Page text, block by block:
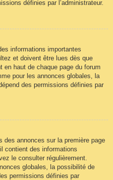
définies par l’administrateur.
informations importantes
et doivent être lues dès que
en haut de chaque page du forum
pour les annonces globales, la
des permissions définies par
des annonces sur la première page
contient des informations
le consulter régulièrement.
globales, la possibilité de
permissions définies par